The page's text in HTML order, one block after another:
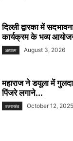
दिल्ली द्वारका में
कार्यक्रम के भव्य
अध्यात्म August 3, 2026
महाराज ने डयूला में
पिंजरे लगाने...
उत्तराखंड October 12, 2025